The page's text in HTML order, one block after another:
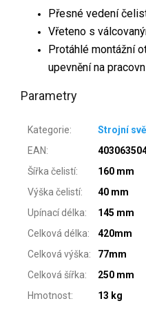
Přesné vedení
Vřeteno s
Protáhlé montážní
upevnění na
Parametry
Kategorie:
Strojní
EAN:
Šířka čelistí:
160 mm
Výška čelistí:
40 mm
Upínací délka:
145 mm
Celková délka:
420mm
Celková výška:
77mm
Celková šířka:
250 mm
Hmotnost: 13 kg